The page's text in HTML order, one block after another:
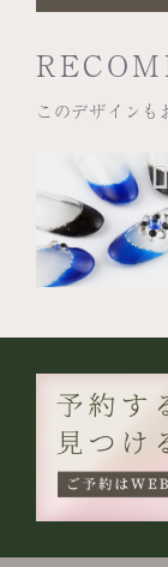
このデザインも